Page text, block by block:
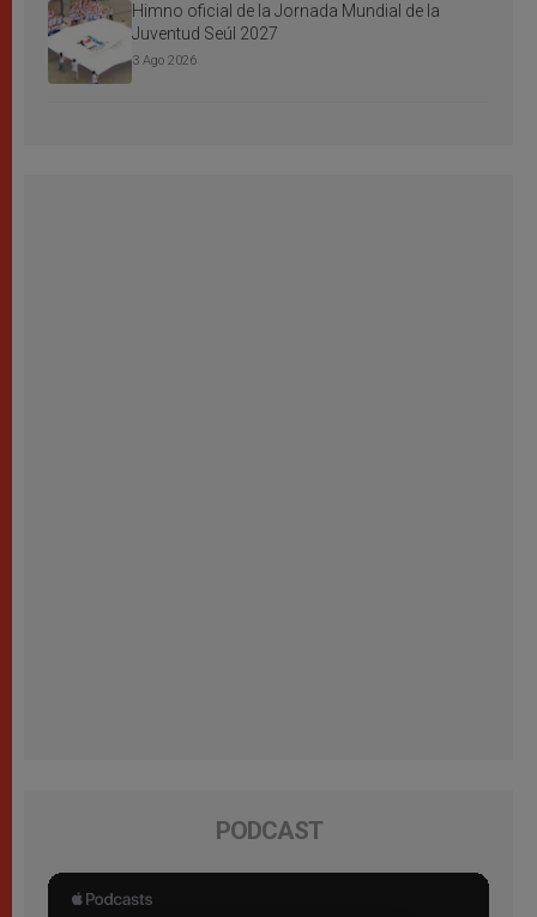
Himno oficial de la Jornada Mundial de la
Juventud Seúl 2027
3 Ago 2026
PODCAST